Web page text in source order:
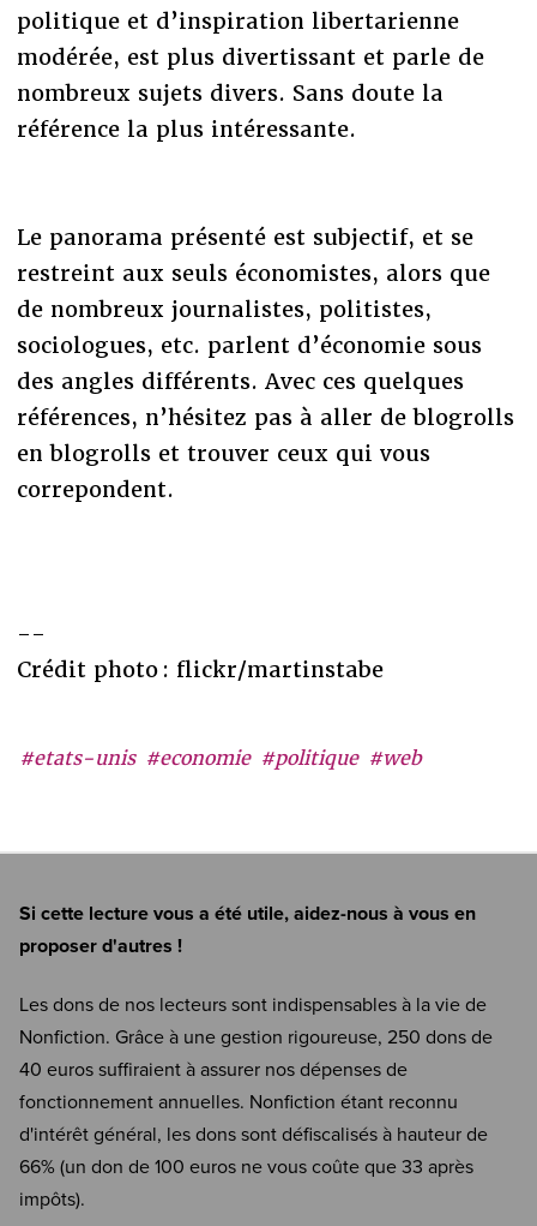
#etats-unis #economie #politique #web
politique et d’inspiration libertarienne
modérée, est plus divertissant et parle de
nombreux sujets divers. Sans doute la
référence la plus intéressante.
Le panorama présenté est subjectif, et se
restreint aux seuls économistes, alors que
de nombreux journalistes, politistes,
sociologues, etc. parlent d’économie sous
des angles différents. Avec ces quelques
références, n’hésitez pas à aller de blogrolls
en blogrolls et trouver ceux qui vous
correpondent.
--
Crédit photo : flickr/martinstabe
Si cette lecture vous a été utile, aidez-nous à vous en
proposer d'autres !
Les dons de nos lecteurs sont indispensables à la vie de
Nonfiction. Grâce à une gestion rigoureuse, 250 dons de
40 euros suffiraient à assurer nos dépenses de
fonctionnement annuelles. Nonfiction étant reconnu
d'intérêt général, les dons sont défiscalisés à hauteur de
66% (un don de 100 euros ne vous coûte que 33 après
impôts).